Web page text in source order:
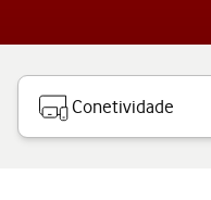
Conetividade